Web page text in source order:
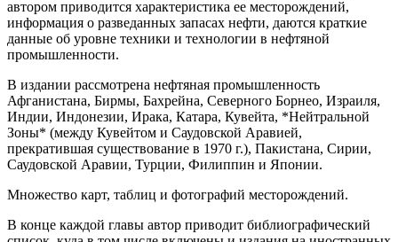
автором приводится характеристика ее месторождений,
информация о разведанных запасах нефти, даются краткие
данные об уровне техники и технологии в нефтяной
промышленности.
В издании рассмотрена нефтяная промышленность
Афганистана, Бирмы, Бахрейна, Северного Борнео, Израиля,
Индии, Индонезии, Ирака, Катара, Кувейта, *Нейтральной
Зоны* (между Кувейтом и Саудовской Аравией,
прекратившая существование в 1970 г.), Пакистана, Сирии,
Саудовской Аравии, Турции, Филиппин и Японии.
Множество карт, таблиц и фотографий месторождений.
В конце каждой главы автор приводит библиографический